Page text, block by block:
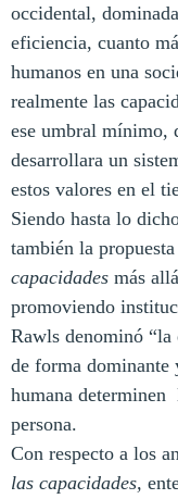
occidental,
eficiencia, cuanto
humanos en una
realmente las
ese umbral mínimo,
desarrollara un
estos valores en el
Siendo hasta lo
también la
capacidades más
promoviendo
Rawls denominó “la
de forma dominante
humana determinen
persona.
Con respecto a los
las capacidades,